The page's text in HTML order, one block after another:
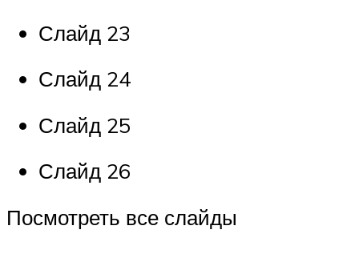
Слайд 23
Слайд 24
Слайд 25
Слайд 26
Посмотреть все слайды